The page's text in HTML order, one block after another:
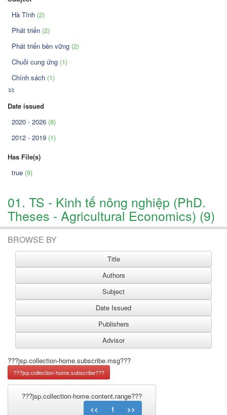
Hà Tĩnh (2)
Phát triển (2)
Phát triển bền vững (2)
Chuỗi cung ứng (1)
Chính sách (1)
>>
Date issued
2020 - 2026 (8)
2012 - 2019 (1)
Has File(s)
true (9)
01. TS - Kinh tế nông nghiệp (PhD.
Theses - Agricultural Economics) (9)
BROWSE BY
???jsp.collection-home.subscribe.msg???
???jsp.collection-home.content.range???
<<
1 >>